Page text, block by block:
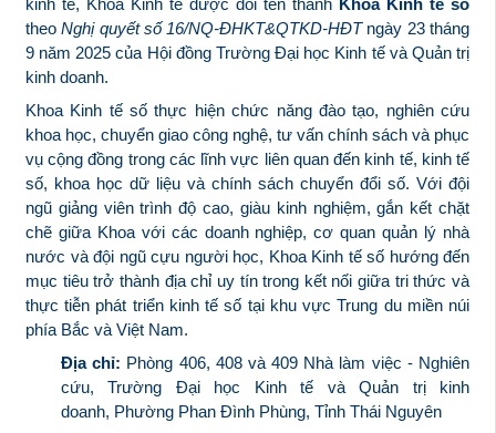
theoNghị quyết số 16/NQ-ĐHKT&QTKD-HĐTngày 23 tháng
9 năm 2025 của Hội đồng Trường Đại học Kinh tế và Quản trị
kinh doanh.
Khoa Kinh tế số thực hiện chức năng đào tạo, nghiên cứu
khoa học, chuyển giao công nghệ, tư vấn chính sách và phục
vụ cộng đồng trong các lĩnh vực liên quan đến kinh tế, kinh tế
số, khoa học dữ liệu và chính sách chuyển đổi số. Với đội
ngũ giảng viên trình độ cao, giàu kinh nghiệm, gắn kết chặt
chẽ giữa Khoa với các doanh nghiệp, cơ quan quản lý nhà
nước và đội ngũ cựu người học, Khoa Kinh tế số hướng đến
mục tiêu trở thành địa chỉ uy tín trong kết nối giữa tri thức và
thực tiễn phát triển kinh tế số tại khu vực Trung du miền núi
phía Bắc và Việt Nam.
Địa chỉ: Phòng 406, 408 và 409 Nhà làm việc - Nghiên
cứu, Trường Đại học Kinh tế và Quản trị kinh
doanh, Phường Phan Đình Phùng, Tỉnh Thái Nguyên